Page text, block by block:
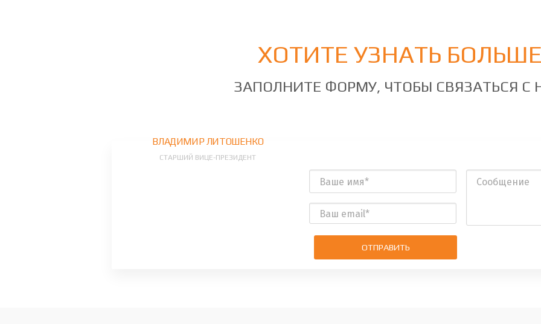
ХОТИТЕ УЗНАТЬ
ЗАПОЛНИТЕ ФОРМУ, ЧТОБЫ СВЯЗАТЬСЯ С
ВЛАДИМИР ЛИТОШЕНКО
СТАРШИЙ ВИЦЕ-ПРЕЗИДЕНТ
ОТПРАВИТЬ